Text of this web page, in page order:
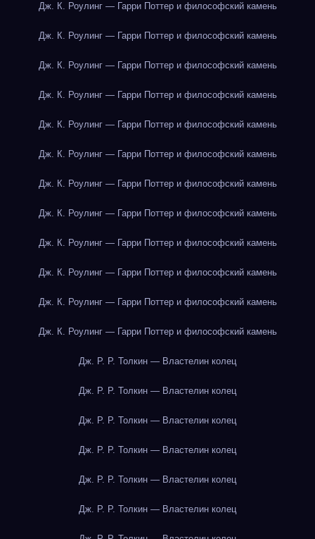
Дж. К. Роулинг — Гарри Поттер и философский камень
Дж. К. Роулинг — Гарри Поттер и философский камень
Дж. К. Роулинг — Гарри Поттер и философский камень
Дж. К. Роулинг — Гарри Поттер и философский камень
Дж. К. Роулинг — Гарри Поттер и философский камень
Дж. К. Роулинг — Гарри Поттер и философский камень
Дж. К. Роулинг — Гарри Поттер и философский камень
Дж. К. Роулинг — Гарри Поттер и философский камень
Дж. К. Роулинг — Гарри Поттер и философский камень
Дж. К. Роулинг — Гарри Поттер и философский камень
Дж. К. Роулинг — Гарри Поттер и философский камень
Дж. К. Роулинг — Гарри Поттер и философский камень
Дж. Р. Р. Толкин — Властелин колец
Дж. Р. Р. Толкин — Властелин колец
Дж. Р. Р. Толкин — Властелин колец
Дж. Р. Р. Толкин — Властелин колец
Дж. Р. Р. Толкин — Властелин колец
Дж. Р. Р. Толкин — Властелин колец